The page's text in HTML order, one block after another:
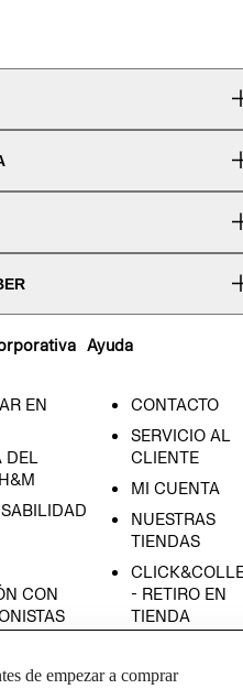
EN
DEL
CON
Ayuda
CONTACTO
SERVICIO AL
CLIENTE
MI CUENTA
NUESTRAS
TIENDAS
- RETIRO EN
TIENDA
CONDICIONES
de empezar a comprar